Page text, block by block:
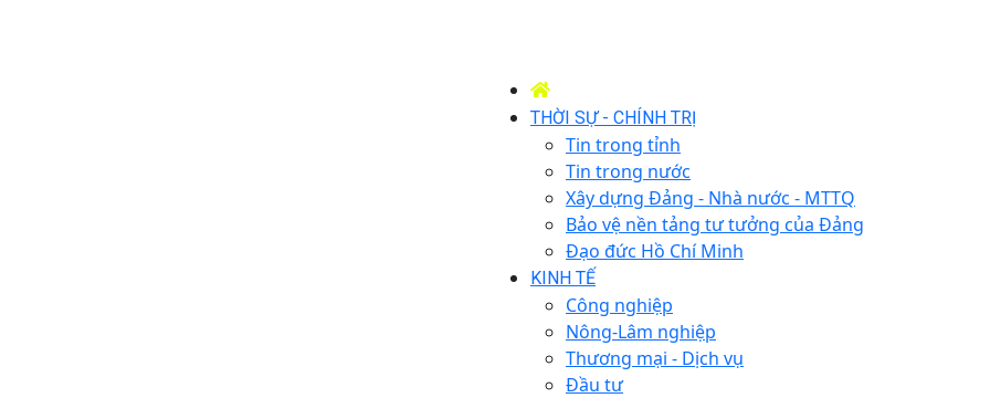
THỜI SỰ - CHÍNH TRỊ
Tin trong tỉnh
Tin trong nước
Xây dựng Đảng - Nhà nước - MTTQ
Bảo vệ nền tảng tư tưởng của Đảng
Đạo đức Hồ Chí Minh
KINH TẾ
Công nghiệp
Nông-Lâm nghiệp
Thương mại - Dịch vụ
Đầu tư